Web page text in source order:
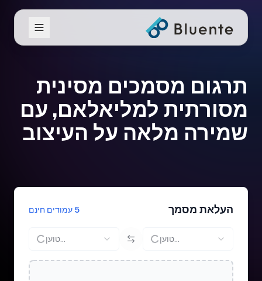
תרגום מסמכים מסינית
מסורתית למליאלאם, עם
שמירה מלאה על העיצוב
העלאת מסמך 5 עמודים חינם
טוען... טוען...